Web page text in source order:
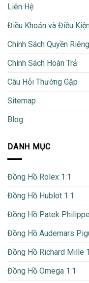
Liên Hệ
Điều Khoản và Điều
Chính Sách Quyền
Chính Sách Hoàn Trả
Câu Hỏi Thường Gặp
Sitemap
Blog
DANH MỤC
Đồng Hồ Rolex 1:1
Đồng Hồ Hublot 1:1
Đồng Hồ Patek
Đồng Hồ Audemars
Đồng Hồ Richard Mille
Đồng Hồ Omega 1:1